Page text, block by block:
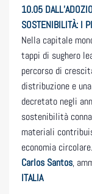
10.05
SOSTENIBILITÀ: I
Nella capitale
tappi di sughero
percorso di
distribuzione e
decretato negli
sostenibilità
materiali
economia circolare.
Carlos Santos,
ITALIA